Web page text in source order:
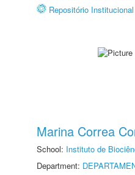
Repositório
Marina Correa
School: Instituto de
Department: